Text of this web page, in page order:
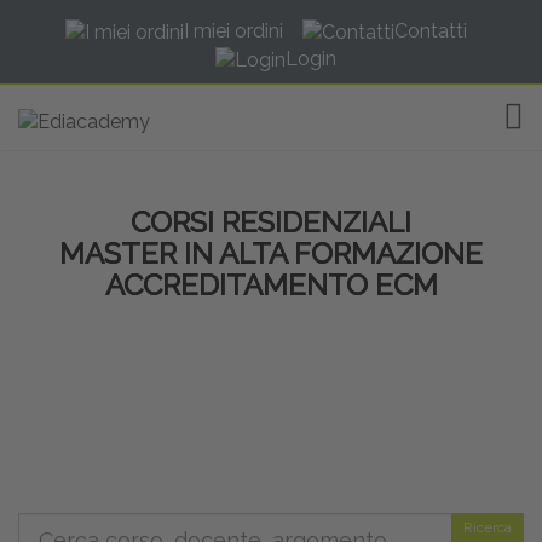
I miei ordini
Contatti
Login
CORSI RESIDENZIALI
MASTER IN ALTA FORMAZIONE
ACCREDITAMENTO ECM
Ricerca